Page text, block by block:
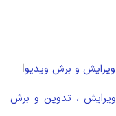
l
نرم افزار YouCut – Video Editor & Zip ویرایش ، تدوین و برش